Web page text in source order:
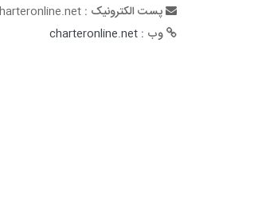
پست الکترونیک :
وب : charteronline.net